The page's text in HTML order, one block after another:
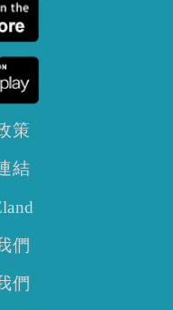
策
結
們
們